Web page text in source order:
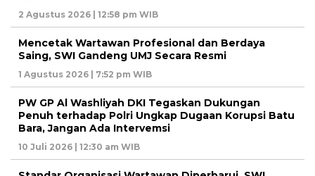
2 Agustus 2026 | 12:58 pm WIB
Mencetak Wartawan Profesional dan Berdaya
Saing, SWI Gandeng UMJ Secara Resmi
1 Agustus 2026 | 7:52 pm WIB
PW GP Al Washliyah DKI Tegaskan Dukungan
Penuh terhadap Polri Ungkap Dugaan Korupsi Batu
Bara, Jangan Ada Intervemsi
10 Juli 2026 | 12:30 am WIB